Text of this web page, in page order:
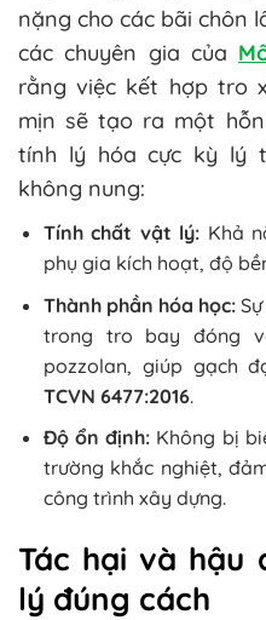
nặng cho các bãi chôn
các chuyên gia của
rằng việc kết hợp tro
mịn sẽ tạo ra một
tính lý hóa cực kỳ lý
không nung:
Tính chất vật lý: Khả
phụ gia kích hoạt, độ
Thành phần hóa học:Sự
trong tro bay đóng
pozzolan, giúp gạch
TCVN 6477:2016.
Độ ổn định: Không bị
trường khắc nghiệt,
công trình xây dựng.
Tác hại và hậu
lý đúng cách